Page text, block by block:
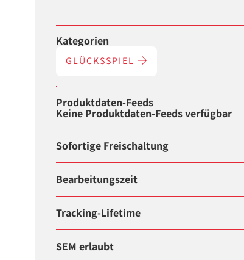
Kategorien
GLÜCKSSPIEL
Produktdaten-Feeds
Keine Produktdaten-Feeds verfügbar
Sofortige Freischaltung
Bearbeitungszeit
Tracking-Lifetime
SEM erlaubt